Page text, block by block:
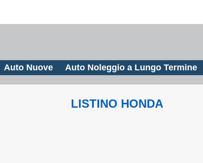
Auto Nuove Auto Noleggio a Lungo Termine
LISTINO HONDA